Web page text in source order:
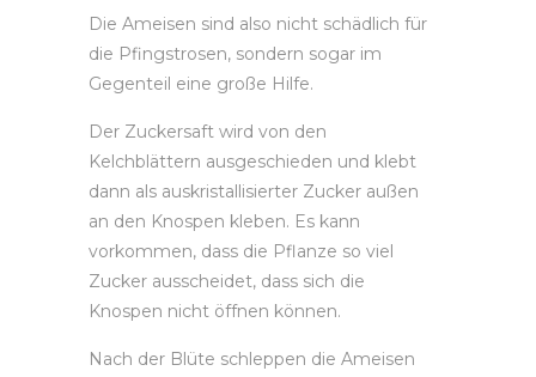
Die Ameisen sind also nicht schädlich für
die Pfingstrosen, sondern sogar im
Gegenteil eine große Hilfe.
Der Zuckersaft wird von den
Kelchblättern ausgeschieden und klebt
dann als auskristallisierter Zucker außen
an den Knospen kleben. Es kann
vorkommen, dass die Pflanze so viel
Zucker ausscheidet, dass sich die
Knospen nicht öffnen können.
Nach der Blüte schleppen die Ameisen